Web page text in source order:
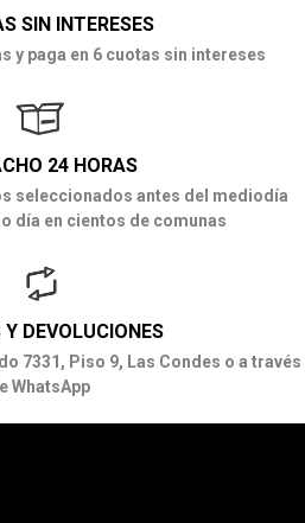
SIN INTERESES
y paga en 6 cuotas sin intereses
24 HORAS
seleccionados antes del mediodía
día en cientos de comunas
DEVOLUCIONES
7331, Piso 9, Las Condes o a través
WhatsApp